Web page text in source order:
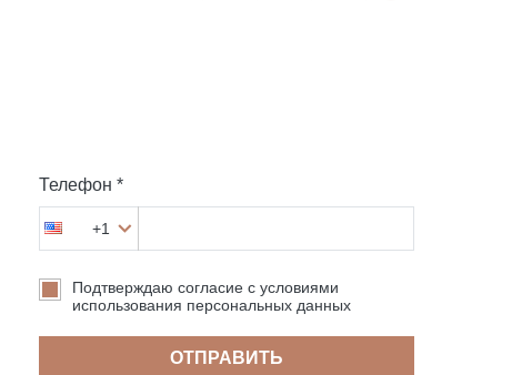
Телефон *
+1
Подтверждаю согласие с условиями
использования персональных данных
ОТПРАВИТЬ